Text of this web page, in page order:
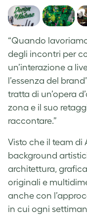
“Quando
degli incontri per
un’interazione a
l’essenza del
tratta di un’opera
zona e il suo
raccontare.”
Visto che il team di
background
architettura,
originali e
anche con
in cui ogni